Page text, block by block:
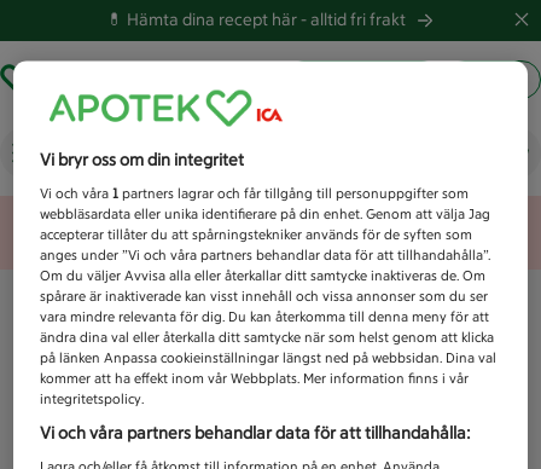
💊 Hämta dina recept här -alltid fri frakt
Vad letar du efter idag?
Unknown error
Vi bryr oss om din integritet
Vi och våra1 partners lagrar och får tillgång till personuppgifter som
webbläsardata eller unika identifierare på din enhet. Genom att välja Jag
accepterar tillåter du att spårningstekniker används för de syften som
anges under ”Vi och våra partners behandlar data för att tillhandahålla”.
Om du väljer Avvisa alla eller återkallar ditt samtycke inaktiveras de. Om
spårare är inaktiverade kan visst innehåll och vissa annonser som du ser
vara mindre relevanta för dig. Du kan återkomma till denna meny för att
ändra dina val eller återkalla ditt samtycke när som helst genom att klicka
på länken Anpassa cookieinställningar längst ned på webbsidan. Dina val
kommer att ha effekt inom vår Webbplats. Mer information finns i vår
integritetspolicy.
Vi och våra partners behandlar data för att tillhandahålla: